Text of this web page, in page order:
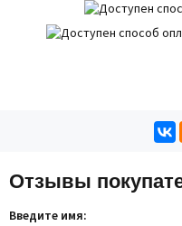
Отзывы
Введите имя: